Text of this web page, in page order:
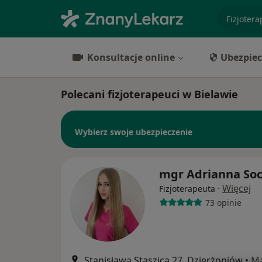
Konsultacje online
Polecani fizjoterapeuci w Bielawie
Wybierz swoje ubezpieczenie
mgr Adrianna
Fizjoterapeuta · Więcej
73 opinie